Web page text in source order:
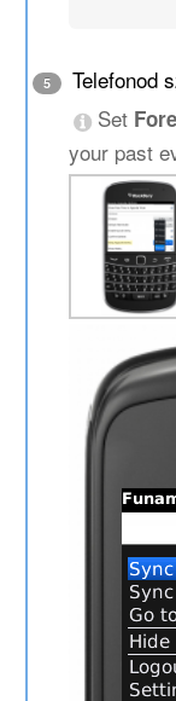
5
Telefonod
Set
your past